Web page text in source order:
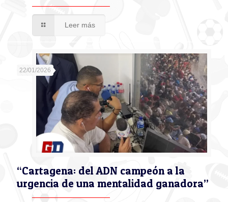
Leer más
22/01/2026
“Cartagena: del ADN campeón a la
urgencia de una mentalidad ganadora”